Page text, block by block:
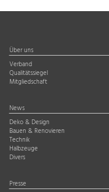
Über uns
Verband
Qualitätssiegel
Mitgliedschaft
News
Deko & Design
Bauen & Renovieren
Technik
Halbzeuge
Divers
Presse